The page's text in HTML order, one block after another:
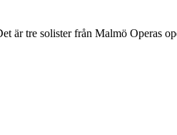
tre solister från Malmö Operas